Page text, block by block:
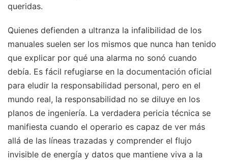
queridas.
Quienes defienden a ultranza la infalibilidad de los
manuales suelen ser los mismos que nunca han tenido
que explicar por qué una alarma no sonó cuando
debía. Es fácil refugiarse en la documentación oficial
para eludir la responsabilidad personal, pero en el
mundo real, la responsabilidad no se diluye en los
planos de ingeniería. La verdadera pericia técnica se
manifiesta cuando el operario es capaz de ver más
allá de las líneas trazadas y comprender el flujo
invisible de energía y datos que mantiene viva a la